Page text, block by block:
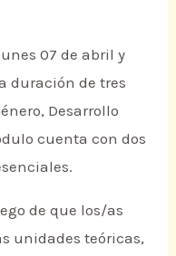
07 de abril y
duración de tres
Desarrollo
cuenta con dos
de que los/as
unidades teóricas,